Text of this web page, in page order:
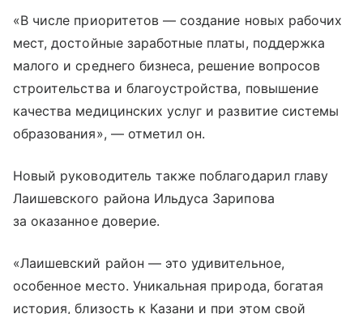
«В числе приоритетов — создание новых рабочих
мест, достойные заработные платы, поддержка
малого и среднего бизнеса, решение вопросов
строительства и благоустройства, повышение
качества медицинских услуг и развитие системы
образования», — отметил он.
Новый руководитель также поблагодарил главу
Лаишевского района Ильдуса Зарипова
за оказанное доверие.
«Лаишевский район — это удивительное,
особенное место. Уникальная природа, богатая
история, близость к Казани и при этом свой